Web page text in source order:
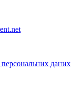
персональних даних